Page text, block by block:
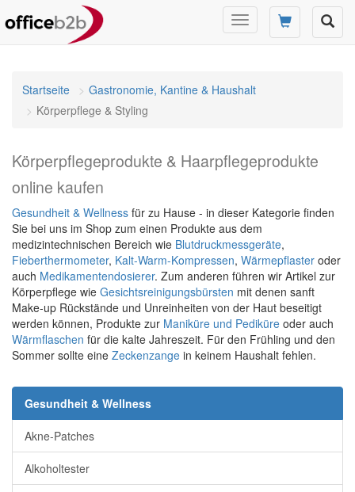
Navigation
umschalten
Startseite
Gastronomie, Kantine & Haushalt
Körperpflege & Styling
Körperpflegeprodukte & Haarpflegeprodukte
online kaufen
Gesundheit & Wellness für zu Hause - in dieser Kategorie finden
Sie bei uns im Shop zum einen Produkte aus dem
medizintechnischen Bereich wie Blutdruckmessgeräte,
Fieberthermometer, Kalt-Warm-Kompressen, Wärmepflaster oder
auch Medikamentendosierer. Zum anderen führen wir Artikel zur
Körperpflege wie Gesichtsreinigungsbürsten mit denen sanft
Make-up Rückstände und Unreinheiten von der Haut beseitigt
werden können, Produkte zur Maniküre und Pediküre oder auch
Wärmflaschen für die kalte Jahreszeit. Für den Frühling und den
Sommer sollte eine Zeckenzange in keinem Haushalt fehlen.
Gesundheit & Wellness
Akne-Patches
Alkoholtester